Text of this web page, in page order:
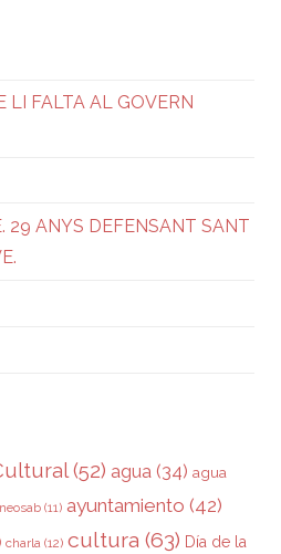
LI FALTA AL GOVERN
29 ANYS DEFENSANT SANT
(52) agua (34) agua
(11) ayuntamiento (42)
charla (12) cultura (63) Día de la